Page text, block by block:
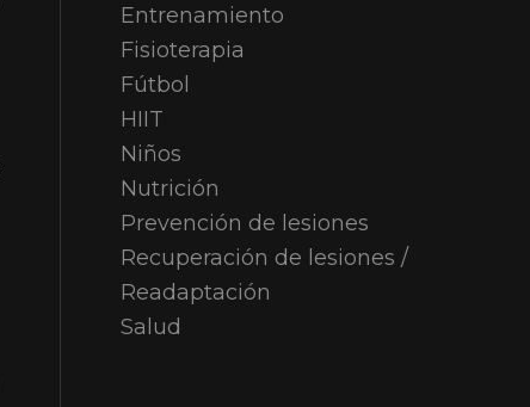
Entrenamiento
Fisioterapia
Fútbol
HIIT
Niños
Nutrición
Prevención de lesiones
Recuperación de lesiones /
Readaptación
Salud